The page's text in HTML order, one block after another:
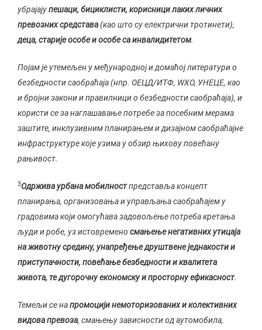
убрајајупешаци, бициклисти, корисници лаких личних
превозних средстава(као што су електрични тротинети),
деца, старије особе и особе са инвалидитетом.
Појам је утемељен у међународној и домаћој литератури о
безбедности саобраћаја (нпр. ОЕЦД/ИТФ, WХО, УНЕЦЕ, као
и бројни закони и правилници о безбедности саобраћаја), и
користи се за наглашавање потребе за посебним мерама
заштите, инклузивним планирањем и дизајном саобраћајне
инфраструктуре које узима у обзир њихову повећану
рањивост.
3Одржива урбана мобилностпредставља концепт
планирања, организовања и управљања саобраћајем у
градовима који омогућава задовољење потреба кретања
људи и робе, уз истовремено смањење негативних утицаја
на животну средину, унапређење друштвене једнакости и
приступачности, повећање безбедности и квалитета
живота, те дугорочну економску и просторну ефикасност.
Темељи се напромоцији немоторизованих и колективних
видова превоза, смањењу зависности од аутомобила,